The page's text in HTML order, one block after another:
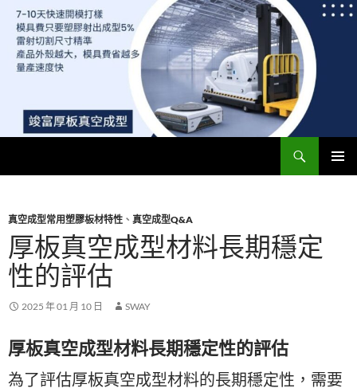
竣富厚板真空成型廠 – 最便宜模具費，5-7天快速開模 | 專業真空成型板材與ABS、PC真空成型
要
內
容
真空成型常用塑膠板材特性 、 真空成型Q&A
厚板真空成型材料長期穩定
性的評估
2025 年 01 月 10 日 SWAY
厚板真空成型材料長期穩定性的評估
為了評估厚板真空成型材料的長期穩定性，需要